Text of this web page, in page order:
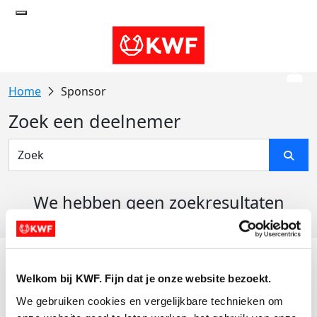
Welkom bij KWF. Fijn dat je onze website bezoekt.
We gebruiken cookies en vergelijkbare technieken om
Sponsor
Zoek een deelnemer
We hebben geen zoekresultaten
Actiematerialen
Evenementen